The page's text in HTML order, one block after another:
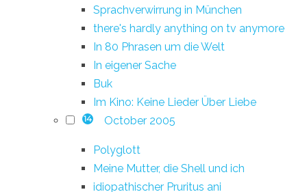
Sprachverwirrung in München
there's hardly anything on tv anymore
In 80 Phrasen um die Welt
In eigener Sache
Buk
Im Kino: Keine Lieder Über Liebe
14 October 2005
Polyglott
Meine Mutter, die Shell und ich
idiopathischer Pruritus ani